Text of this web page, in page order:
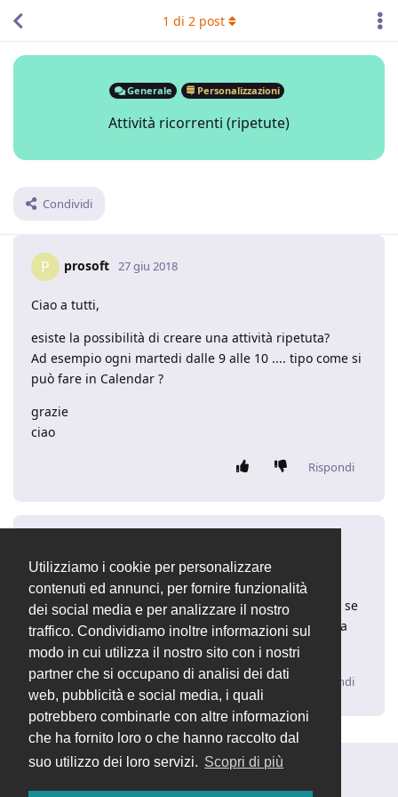
Utilizziamo i cookie per personalizzare
contenuti ed annunci, per fornire funzionalità
dei social media e per analizzare il nostro
traffico. Condividiamo inoltre informazioni sul
modo in cui utilizza il nostro sito con i nostri
partner che si occupano di analisi dei dati
web, pubblicità e social media, i quali
potrebbero combinarle con altre informazioni
che ha fornito loro o che hanno raccolto dal
suo utilizzo dei loro servizi. Scopri di più
Generale Personalizzazioni
Attività ricorrenti (ripetute)
Condividi
1 di 2post
P prosoft 27 giu 2018
Ciao a tutti,
esiste la possibilità di creare una attività ripetuta?
Ad esempio ogni martedi dalle 9 alle 10 .... tipo come si
può fare in Calendar ?
grazie
ciao
Rispondi
ciao Massimo,
mi dispiace ma non esiste una funzione del genere, se
ti interessa come personalizzazione è una procedura
che si scrive in un paio di ore di lavoro...
Rispondi
Rispondi alla discussione...